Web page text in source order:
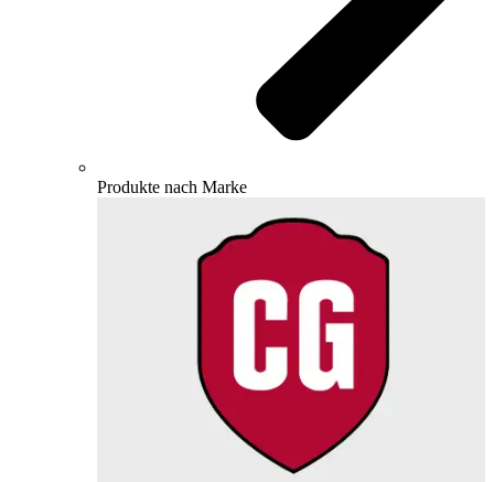
Produkte nach Marke